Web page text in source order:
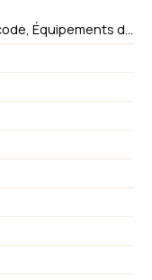
Accès handicapés, Climatisation, Digicode, Équipements domotiques, Fibre optique, Interphone, Portail motorisé, Volets électriques